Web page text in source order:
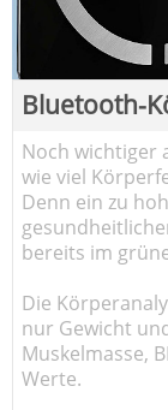
Bluetooth-
Noch wichtiger
wie viel
Denn ein zu
bereits im
Die
nur Gewicht
Muskelmasse,
Werte.